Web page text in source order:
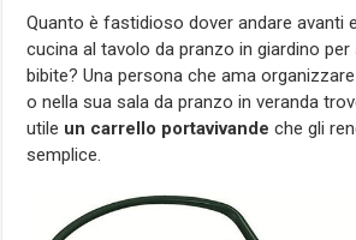
Quanto è fastidioso dover andare avanti
cucina al tavolo da pranzo in giardino
bibite? Una persona che ama
o nella sua sala da pranzo in veranda
utile un carrello portavivande che gli
semplice.